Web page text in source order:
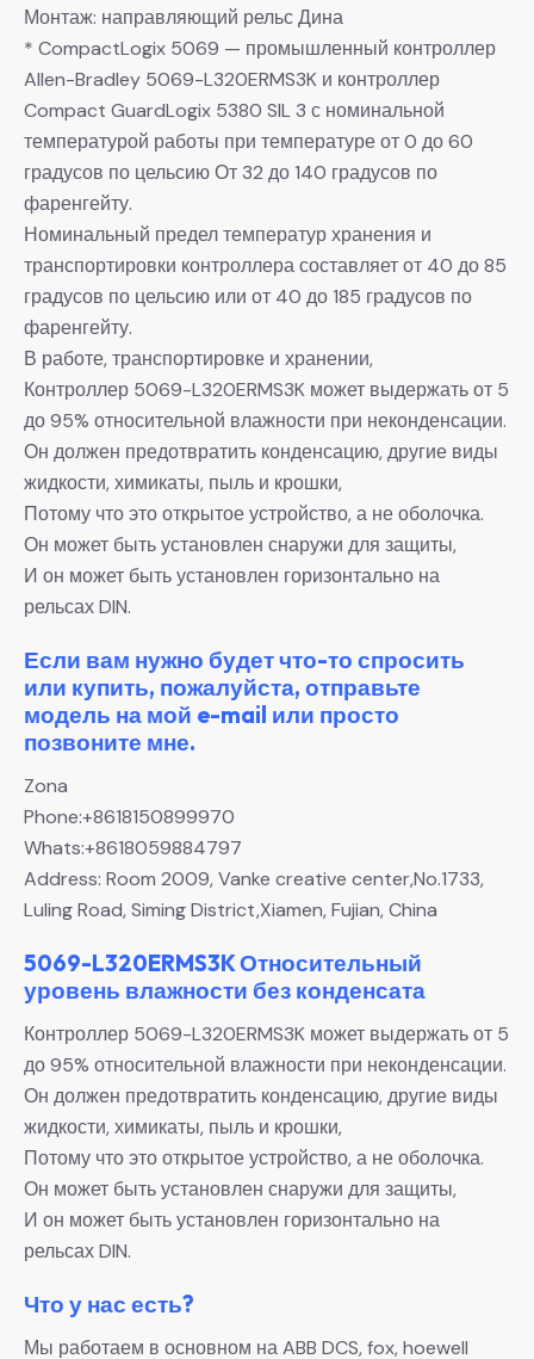
Монтаж: направляющий рельс Дина
* CompactLogix 5069 — промышленный контроллер
Allen-Bradley 5069-L320ERMS3K и контроллер
Compact GuardLogix 5380 SIL 3 с номинальной
температурой работы при температуре от 0 до 60
градусов по цельсию От 32 до 140 градусов по
фаренгейту.
Номинальный предел температур хранения и
транспортировки контроллера составляет от 40 до 85
градусов по цельсию или от 40 до 185 градусов по
фаренгейту.
В работе, транспортировке и хранении,
Контроллер 5069-L320ERMS3K может выдержать от 5
до 95% относительной влажности при неконденсации.
Он должен предотвратить конденсацию, другие виды
жидкости, химикаты, пыль и крошки,
Потому что это открытое устройство, а не оболочка.
Он может быть установлен снаружи для защиты,
И он может быть установлен горизонтально на
рельсах DIN.
Если вам нужно будет что-то спросить
или купить, пожалуйста, отправьте
модель на мой e-mail или просто
позвоните мне.
Zona
Phone:+8618150899970
Whats:+8618059884797
Address: Room 2009, Vanke creative center,No.1733,
Luling Road, Siming District,Xiamen, Fujian, China
5069-L320ERMS3K Относительный
уровень влажности без конденсата
Контроллер 5069-L320ERMS3K может выдержать от 5
до 95% относительной влажности при неконденсации.
Он должен предотвратить конденсацию, другие виды
жидкости, химикаты, пыль и крошки,
Потому что это открытое устройство, а не оболочка.
Он может быть установлен снаружи для защиты,
И он может быть установлен горизонтально на
рельсах DIN.
Что у нас есть?
Мы работаем в основном на ABB DCS, fox, hoewell